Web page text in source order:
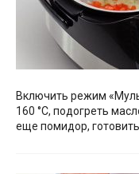
Включить режим
160 °С, подогреть
еще помидор,